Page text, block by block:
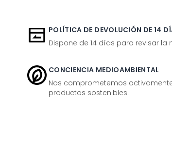
POLÍTICA DE DEVOLUCIÓN DE 14
Dispone de 14 días para revisar
CONCIENCIA MEDIOAMBIENTAL
Nos comprometemos
productos sostenibles.